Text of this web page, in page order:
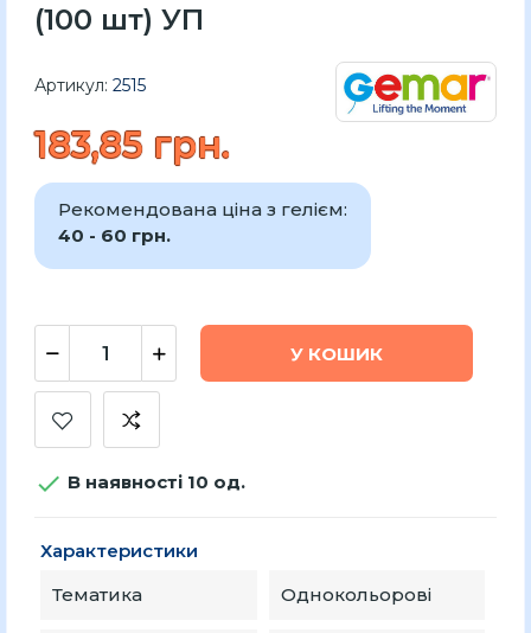
(100 шт) УП
Артикул: 2515
183,85 грн.
Рекомендована ціна з гелієм:
40 - 60 грн.
У КОШИК
 В наявності 10 од.
Характеристики
Тематика
Однокольорові